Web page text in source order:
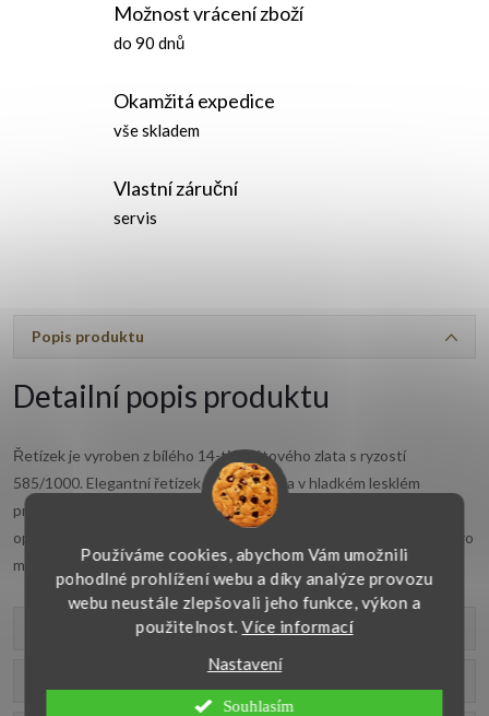
Používáme cookies, abychom Vám umožnili
pohodlné prohlížení webu a díky analýze provozu
webu neustále zlepšovali jeho funkce, výkon a
použitelnost.Více informací
Nastavení
Souhlasím
Možnost vrácení zboží
do 90 dnů
Okamžitá expedice
vše skladem
Vlastní záruční
servis
Popis produktu
Detailní popis produktu
Řetízek je vyroben z bílého 14-ti karátového zlata s ryzostí
585/1000. Elegantní řetízek typu lambáda v hladkém lesklém
provedení má šířku 1 mm. Kroucenýřetízek z bílého zlata
opatřen zapínáním typu pérový kroužek. Lesklý řetízek je vhodný pro
mnohé příležitosti.
Parametry produktu